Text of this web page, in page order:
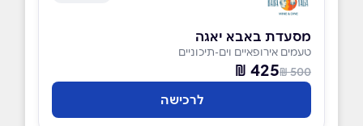
מסעדת באבא יאגה
טעמים אירופאיים וים-תיכוניים
500 ₪
425 ₪
לרכישה